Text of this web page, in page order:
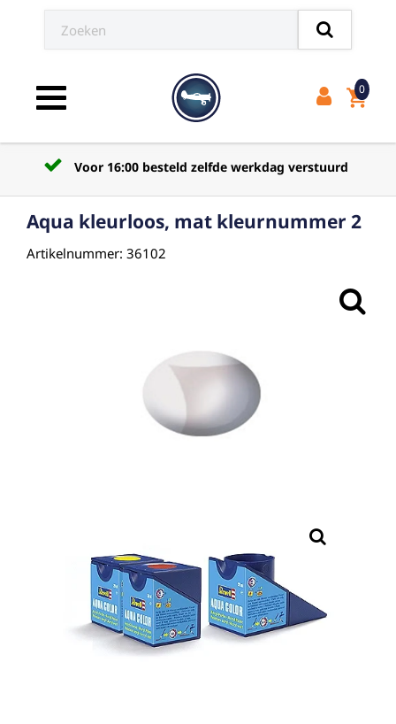
Toggle navigation shopping_cart
0
Voor 16:00 besteld zelfde werkdag verstuurd
Aqua kleurloos, mat kleurnummer 2
Artikelnummer: 36102